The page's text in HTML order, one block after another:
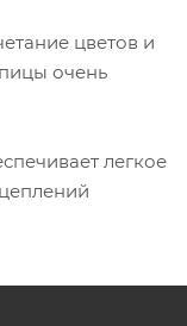
цветов и
очень
легкое